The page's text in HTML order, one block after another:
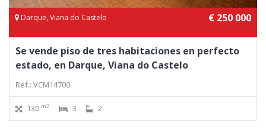
Darque, Viana do Castelo € 250 000
Se vende piso de tres habitaciones en perfecto
estado, en Darque, Viana do Castelo
Ref.: VCM14700
130 m2 3 2